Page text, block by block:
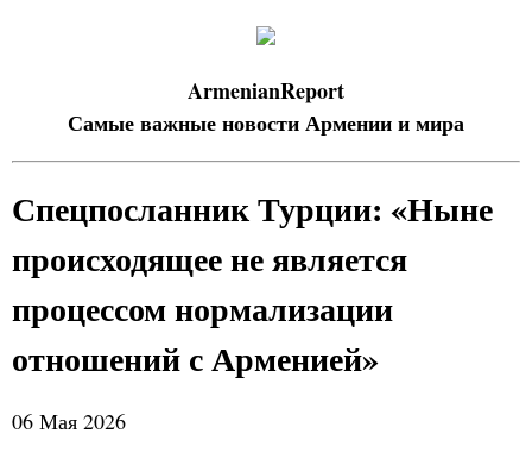
ArmenianReport
Самые важные новости Армении и мира
Спецпосланник Турции: «Ныне
происходящее не является
процессом нормализации
отношений с Арменией»
06 Мая 2026